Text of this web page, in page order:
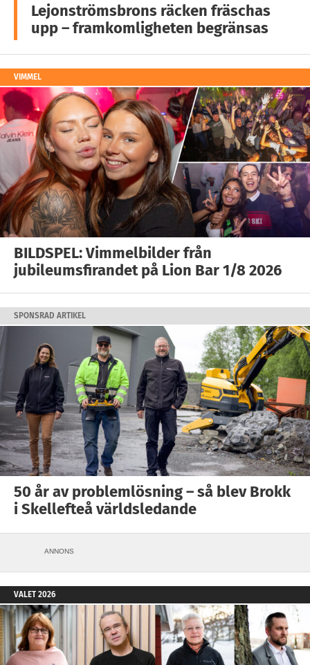
Lejonströmsbrons räcken fräschas
upp – framkomligheten begränsas
VIMMEL
BILDSPEL: Vimmelbilder från
jubileumsfirandet på Lion Bar 1/8 2026
SPONSRAD ARTIKEL
50 år av problemlösning – så blev Brokk
i Skellefteå världsledande
ANNONS
VALET 2026